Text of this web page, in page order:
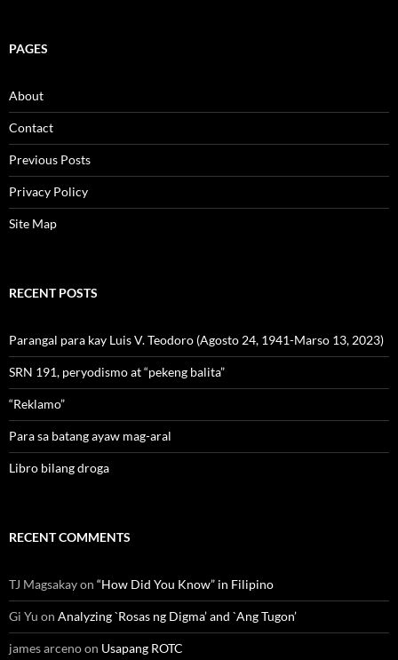
PAGES
About
Contact
Previous Posts
Privacy Policy
Site Map
RECENT POSTS
Parangal para kay Luis V. Teodoro (Agosto 24, 1941-Marso 13, 2023)
SRN 191, peryodismo at “pekeng balita”
“Reklamo”
Para sa batang ayaw mag-aral
Libro bilang droga
RECENT COMMENTS
TJ Magsakayon “How Did You Know” in Filipino
Gi Yu on Analyzing `Rosas ng Digma’ and `Ang Tugon’
james arcenoon Usapang ROTC